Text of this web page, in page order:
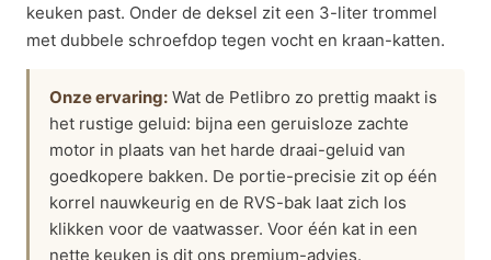
keuken past. Onder de deksel zit een 3-liter trommel
met dubbele schroefdop tegen vocht en kraan-katten.
Onze ervaring: Wat de Petlibro zo prettig maakt is
het rustige geluid: bijna een geruisloze zachte
motor in plaats van het harde draai-geluid van
goedkopere bakken. De portie-precisie zit op één
korrel nauwkeurig en de RVS-bak laat zich los
klikken voor de vaatwasser. Voor één kat in een
nette keuken is dit ons premium-advies.